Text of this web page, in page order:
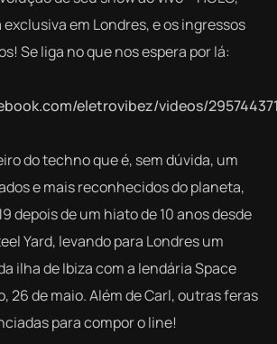
em Londres, e os ingressos
Se liga no que nos espera por lá:
eletrovibez/videos/
do techno que é, sem dúvida, um
e mais reconhecidos do planeta,
depois de um hiato de 10 anos desde
Yard, levando para Londres um
ilha de Ibiza com a lendária Space
26 de maio. Além de Carl, outras feras
para compor o line!